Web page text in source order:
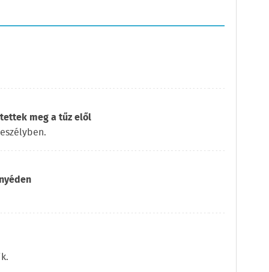
meg a tűz elől